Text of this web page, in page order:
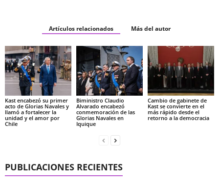
Artículos relacionados Más del autor
Kast encabezó su primer
acto de Glorias Navales y
llamó a fortalecer la
unidad y el amor por
Chile
Biministro Claudio
Alvarado encabezó
conmemoración de las
Glorias Navales en
Iquique
Cambio de gabinete de
Kast se convierte en el
más rápido desde el
retorno a la democracia
PUBLICACIONES RECIENTES